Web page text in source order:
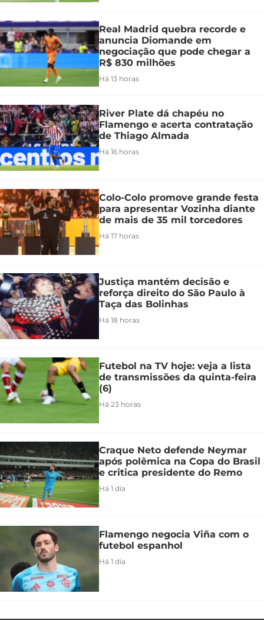
Real Madrid quebra recorde e
anuncia Diomande em
negociação que pode chegar a
R$ 830 milhões
Há 13 horas
River Plate dá chapéu no
Flamengo e acerta contratação
de Thiago Almada
Há 16 horas
Colo-Colo promove grande festa
para apresentar Vozinha diante
de mais de 35 mil torcedores
Há 17 horas
Justiça mantém decisão e
reforça direito do São Paulo à
Taça das Bolinhas
Há 18 horas
Futebol na TV hoje: veja a lista
de transmissões da quinta-feira
(6)
Há 23 horas
Craque Neto defende Neymar
após polêmica na Copa do Brasil
e critica presidente do Remo
Há 1 dia
Flamengo negocia Viña com o
futebol espanhol
Há 1 dia